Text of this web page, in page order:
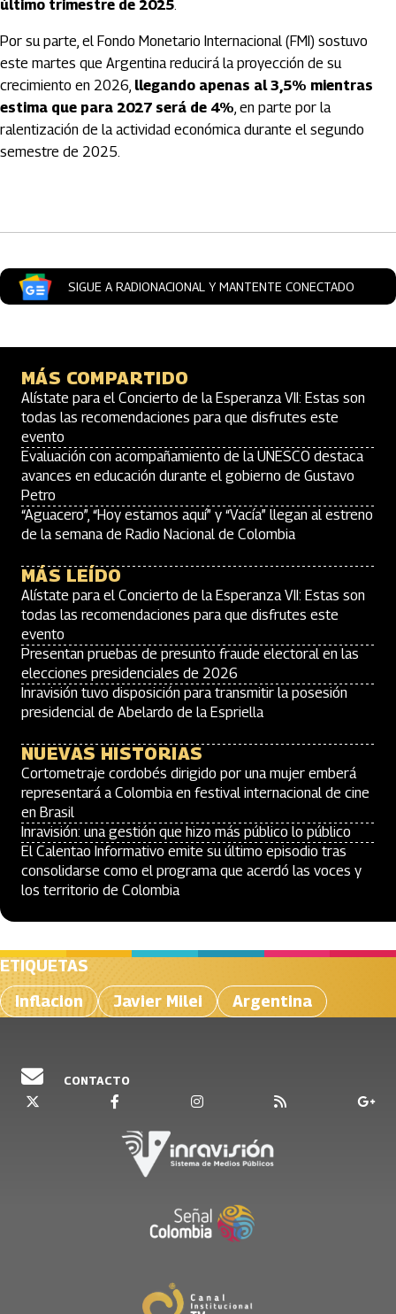
último trimestre de 2025.
Por su parte, el Fondo Monetario Internacional (FMI) sostuvo
este martes que Argentina reducirá la proyección de su
crecimiento en 2026, llegando apenas al 3,5% mientras
estima que para 2027 será de 4%, en parte por la
ralentización de la actividad económica durante el segundo
semestre de 2025.
SIGUE A RADIONACIONAL Y MANTENTE CONECTADO
MÁS COMPARTIDO
Alístate para el Concierto de la Esperanza VII: Estas son
todas las recomendaciones para que disfrutes este
evento
Evaluación con acompañamiento de la UNESCO destaca
avances en educación durante el gobierno de Gustavo
Petro
“Aguacero”, “Hoy estamos aquí” y “Vacía” llegan al estreno
de la semana de Radio Nacional de Colombia
MÁS LEÍDO
Alístate para el Concierto de la Esperanza VII: Estas son
todas las recomendaciones para que disfrutes este
evento
Presentan pruebas de presunto fraude electoral en las
elecciones presidenciales de 2026
Inravisión tuvo disposición para transmitir la posesión
presidencial de Abelardo de la Espriella
NUEVAS HISTORIAS
Cortometraje cordobés dirigido por una mujer emberá
representará a Colombia en festival internacional de cine
en Brasil
Inravisión: una gestión que hizo más público lo público
El Calentao Informativo emite su último episodio tras
consolidarse como el programa que acerdó las voces y
los territorio de Colombia
ETIQUETAS
Inflacion
Javier Milei Argentina
CONTACTO